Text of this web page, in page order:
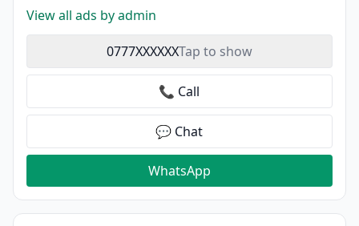
View all ads by admin
0777XXXXXXTap to show
📞 Call
💬 Chat
WhatsApp